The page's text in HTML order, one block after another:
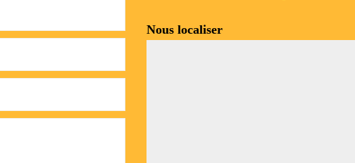
Nous localiser